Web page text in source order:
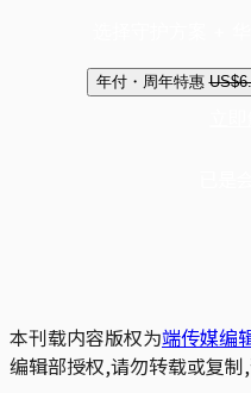
年付・周年特惠
本刊载内容版权为端传媒编
编辑部授权,请勿转载或复制,